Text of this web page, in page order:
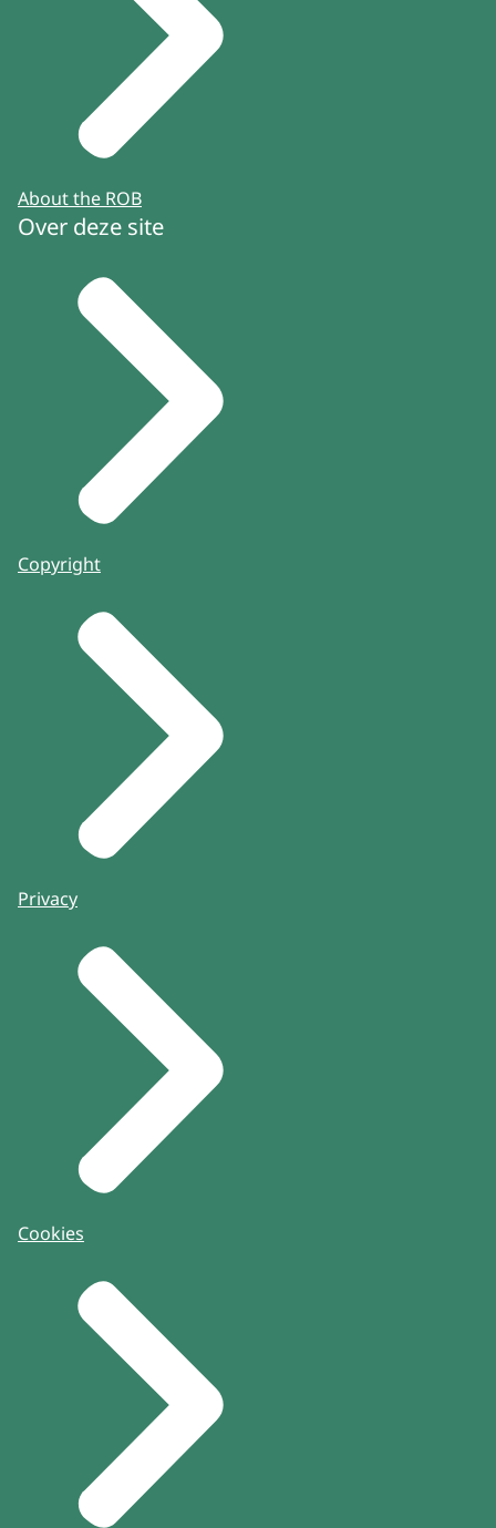
About the ROB
Over deze site
Copyright
Privacy
Cookies